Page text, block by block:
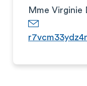
Mme Virginie